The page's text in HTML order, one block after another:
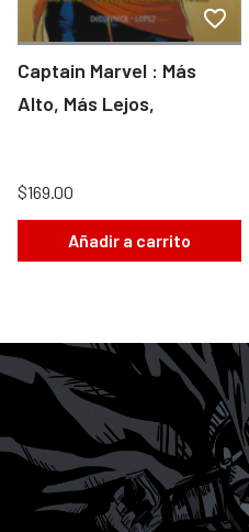
Captain Marvel : Más
Alto, Más Lejos,
$169.00
Añadir a carrito